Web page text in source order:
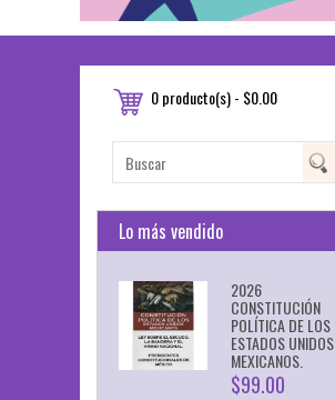
0 producto(s) - $0.00
Lo más vendido
2026
CONSTITUCIÓN
POLÍTICA DE LOS
ESTADOS UNIDOS
MEXICANOS.
$99.00